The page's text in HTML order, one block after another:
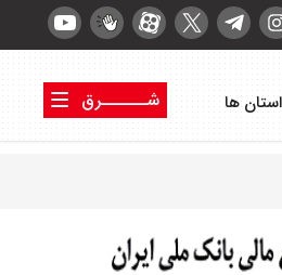
استان ها
شــــــرق